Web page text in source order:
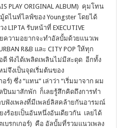
PLAY ORIGINAL ALBUM) คุมโทน
ดไนท์ไลฟ์ของ Youngster โดยได้
รับหน้าที่ EXECUTIVE
ยความอยากจะทำอัลบั้มด้วยแนวเพ
R&B และ CITY POP ให้ทุก
ดี ฟังได้เพลิดเพลินไม่มีสะดุด อีกทั้ง
จึงเป็นจุดเริ่มต้นของ
อร์) ซึ่ง “แทน” เล่าว่า “เริ่มมาจาก ผม
ปินมาสักพัก ก็เลยรู้สึกคิดถึงการทำ
บฟังเพลงที่มีเพลย์ลิสคล้ายกันอารมณ์
งร้อยเป็นอันหนึ่งอันเดียวกัน เลยได้
ตเบรกเกอร์) คือ อัลบั้มที่รวมแนวเพลง